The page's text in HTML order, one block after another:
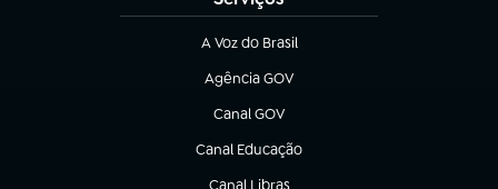
A Voz do Brasil
(abre em nova aba)
Agência GOV
(abre em nova aba)
Canal GOV
(abre em nova aba)
Canal Educação
(abre em nova aba)